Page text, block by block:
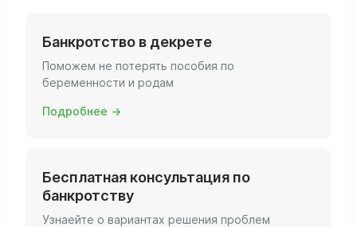
Банкротство в декрете
Поможем не потерять пособия по
беременности и родам
Подробнее →
Бесплатная консультация по
банкротству
Узнаейте о вариантах решения проблем